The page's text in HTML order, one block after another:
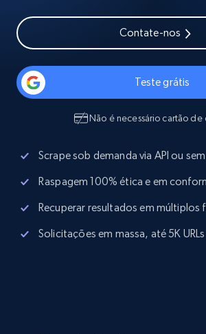
Contate-nos
Teste grátis
Não é necessário cartão
Scrape sob demanda via API ou
Raspagem 100% ética e em
Recuperar resultados em múltiplos
Solicitações em massa, até 5K URLs